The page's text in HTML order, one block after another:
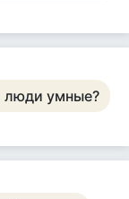
люди умные?